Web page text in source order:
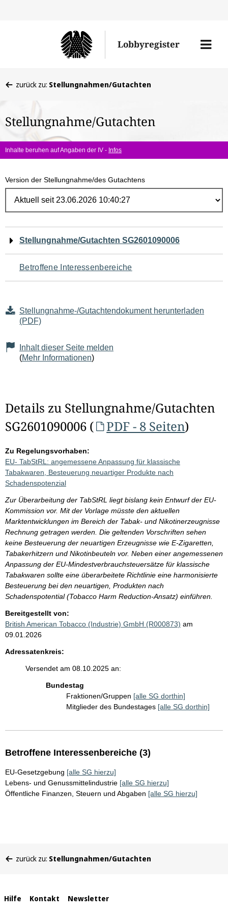
Lobbyregister
Menü
befinden
hier:
zurück zu: Stellungnahmen/Gutachten
Stellungnahme/Gutachten
Inhalte beruhen auf Angaben der IV - Infos
Version der Stellungnahme/des Gutachtens
Navigation
für
den
Seiteninhalt
Stellungnahme/Gutachten SG2601090006
Betroffene Interessenbereiche
Stellungnahme-/Gutachtendokument herunterladen
(PDF)
Inhalt dieser Seite melden
(Mehr Informationen)
Details zu Stellungnahme/Gutachten
SG2601090006 (
PDF - 8 Seiten)
Zu Regelungsvorhaben:
EU- TabStRL: angemessene Anpassung für klassische
Tabakwaren, Besteuerung neuartiger Produkte nach
Schadenspotenzial
Zur Überarbeitung der TabStRL liegt bislang kein Entwurf der EU-
Kommission vor. Mit der Vorlage müsste den aktuellen
Marktentwicklungen im Bereich der Tabak- und Nikotinerzeugnisse
Rechnung getragen werden. Die geltenden Vorschriften sehen
keine Besteuerung der neuartigen Erzeugnisse wie E-Zigaretten,
Tabakerhitzern und Nikotinbeuteln vor. Neben einer angemessenen
Anpassung der EU-Mindestverbrauchsteuersätze für klassische
Tabakwaren sollte eine überarbeitete Richtlinie eine harmonisierte
Besteuerung bei den neuartigen, Produkten nach
Schadenspotential (Tobacco Harm Reduction-Ansatz) einführen.
Bereitgestellt von:
British American Tobacco (Industrie) GmbH (R000873) am
09.01.2026
Adressatenkreis:
Versendet am 08.10.2025 an:
Bundestag
Fraktionen/Gruppen [alle SG dorthin]
Mitglieder des Bundestages [alle SG dorthin]
Betroffene Interessenbereiche (3)
EU-Gesetzgebung [alle SG hierzu]
Lebens- und Genussmittelindustrie [alle SG hierzu]
Öffentliche Finanzen, Steuern und Abgaben [alle SG hierzu]
befinden
zurück zu: Stellungnahmen/Gutachten
Interne
Hilfe Kontakt Newsletter